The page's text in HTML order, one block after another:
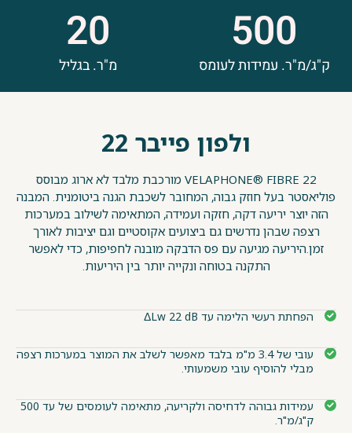
ק"ג/מ"ר. עמידות לעומס
500
מ"ר. בגליל
20
ולפון פייבר 22
VELAPHONE® FIBRE 22 מורכבת מלבד לא ארוג מבוסס
פוליאסטר בעל חוזק גבוה, המחובר לשכבת הגנה ביטומנית. המבנה
הזה יוצר יריעה דקה, חזקה ועמידה, המתאימה לשילוב במערכות
רצפה שבהן נדרשים גם ביצועים אקוסטיים וגם יציבות לאורך
זמן.היריעה מגיעה עם פס הדבקה מובנה לחפיפות, כדי לאפשר
התקנה בטוחה ונקייה יותר בין היריעות.
הפחתת רעשי הלימה עד ΔLw 22 dB
עובי של 3.4 מ"מ בלבד מאפשר לשלב את המוצר במערכות רצפה
מבלי להוסיף עובי משמעותי.
עמידות גבוהה לדחיסה ולקריעה, מתאימה לעומסים של עד 500
ק"ג/מ"ר.